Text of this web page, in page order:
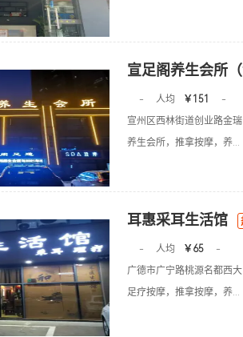
宣足阁养生会所
- 人均 ￥151
-
宣州区西林街道创业路金
养生会所，推拿按摩，养...
耳惠采耳生活馆
- 人均 ￥65
-
广德市广宁路桃源名都西
足疗按摩，推拿按摩，养...